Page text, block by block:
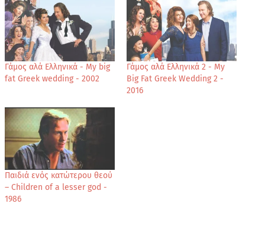
Γάμος αλά Ελληνικά - My big
fat Greek wedding - 2002
Γάμος αλά Ελληνικά 2 - My
Big Fat Greek Wedding 2 -
2016
Παιδιά ενός κατώτερου θεού
– Children of a lesser god -
1986